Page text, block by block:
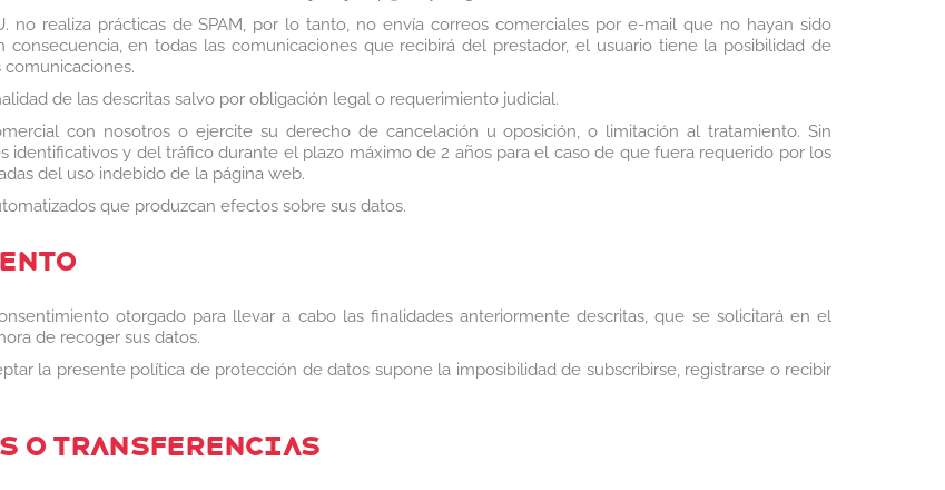
no realiza prácticas de SPAM, por lo tanto, no envía correos comerciales por e-mail que no hayan sido
en todas las comunicaciones que recibirá del prestador, el usuario tiene la posibilidad de
de las descritas salvo por obligación legal o requerimiento judicial.
con nosotros o ejercite su derecho de cancelación u oposición, o limitación al tratamiento. Sin
identificativos y del tráfico durante el plazo máximo de 2 años para el caso de que fuera requerido por los
del uso indebido de la página web.
que produzcan efectos sobre sus datos.
otorgado para llevar a cabo las finalidades anteriormente descritas, que se solicitará en el
de recoger sus datos.
la presente política de protección de datos supone la imposibilidad de subscribirse, registrarse o recibir
O TRANSFERENCIAS